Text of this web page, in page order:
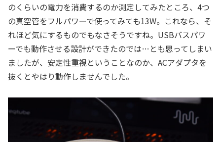
のくらいの電力を消費するのか測定してみたところ、4つ
の真空管をフルパワーで使ってみても13W。これなら、そ
れほど気にするものでもなさそうですね。USBバスパワ
ーでも動作させる設計ができたのでは…とも思ってしまい
ましたが、安定性重視ということなのか、ACアダプタを
抜くとやはり動作しませんでした。